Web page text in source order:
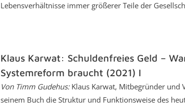
Lebensverhältnisse immer größerer Teile der
Klaus Karwat: Schuldenfreies Geld –
Systemreform braucht (2021) I
Von Timm Gudehus: Klaus Karwat, Mitbegründer und
seinem Buch die Struktur und Funktionsweise des